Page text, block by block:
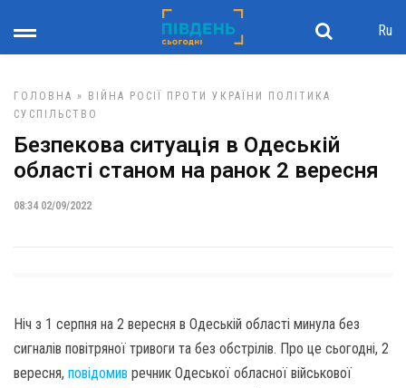
Ru
ГОЛОВНА » ВІЙНА РОСІЇ ПРОТИ УКРАЇНИ
ПОЛІТИКА
СУСПІЛЬСТВО
Безпекова ситуація в Одеській
області станом на ранок 2 вересня
08:34 02/09/2022
Ніч з 1 серпня на 2 вересня в Одеській області минула без
сигналів повітряної тривоги та без обстрілів. Про це сьогодні, 2
вересня, повідомив речник Одеської обласної військової